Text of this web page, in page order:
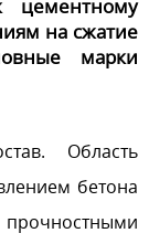
цементному
на сжатие
марки
Область
бетона